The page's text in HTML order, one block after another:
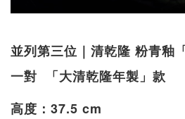
並列第三位｜清乾隆 粉青釉
一對 「大清乾隆年製」款
高度：37.5 cm